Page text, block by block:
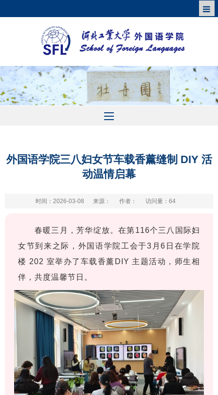
外国语学院三八妇女节车载香薰缝制 DIY 活
动温情启幕
时间：2026-03-08 来源： 作者： 访问量： 64
春暖三月，芳华绽放。在第116个三八国际妇
女节到来之际，外国语学院工会于3月6日在学院
楼 202 室举办了车载香薰DIY 主题活动，师生相
伴，共度温馨节日。